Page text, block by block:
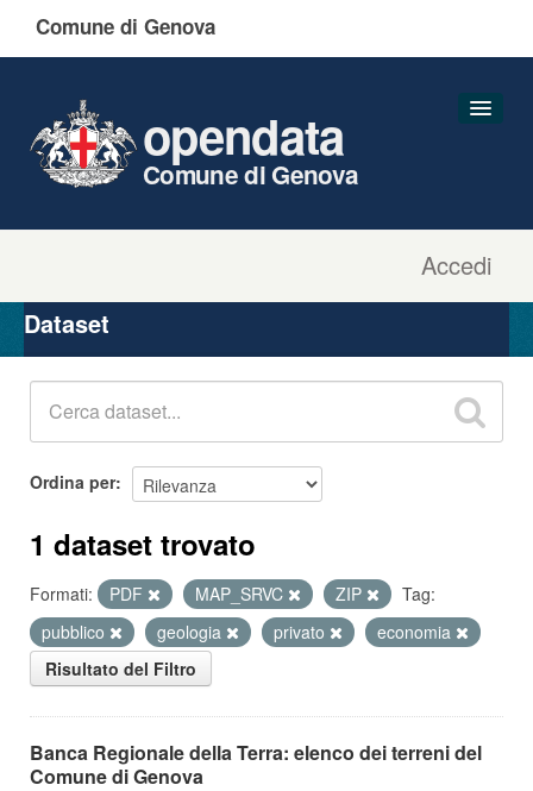
Comune di Genova
Accedi
opendata
Comune di Genova
Organizzazioni
Gruppi
Dataset
Ordina per
1 dataset trovato
Formati: PDF MAP_SRVC ZIP
Tag:
pubblico
geologia privato
economia
Risultato del Filtro
Banca Regionale della Terra: elenco dei terreni del
Comune di Genova